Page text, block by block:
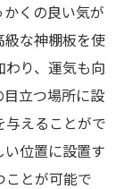
くの良い気が
級な神棚板を使
り、運気も向
立つ場所に設
与えることがで
位置に設置す
ことが可能で